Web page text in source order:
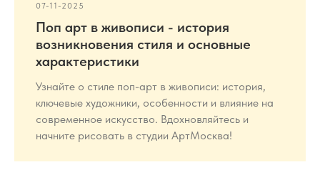
07-11-2025
Поп арт в живописи - история
возникновения стиля и основные
характеристики
Узнайте о стиле поп-арт в живописи: история,
ключевые художники, особенности и влияние на
современное искусство. Вдохновляйтесь и
начните рисовать в студии АртМосква!